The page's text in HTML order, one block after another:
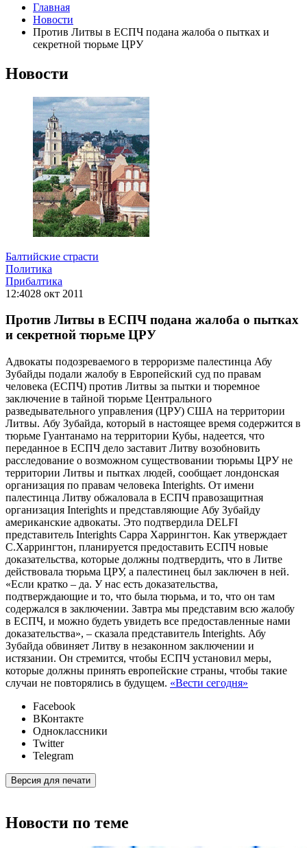
Главная
Новости
Против Литвы в ЕСПЧ подана жалоба о пытках и
секретной тюрьме ЦРУ
Новости
Балтийские страсти
Политика
Прибалтика
12:4028 окт 2011
Против Литвы в ЕСПЧ подана жалоба о пытках
и секретной тюрьме ЦРУ
Адвокаты подозреваемого в терроризме палестинца Абу
Зубайды подали жалобу в Европейский суд по правам
человека (ЕСПЧ) против Литвы за пытки и тюремное
заключение в тайной тюрьме Центрального
разведывательного управления (ЦРУ) США на территории
Литвы. Абу Зубайда, который в настоящее время содержится в
тюрьме Гуантанамо на территории Кубы, надеется, что
переданное в ЕСПЧ дело заставит Литву возобновить
расследование о возможном существовании тюрьмы ЦРУ не
территории Литвы и пытках людей, сообщает лондонская
организация по правам человека Interights. От имени
палестинца Литву обжаловала в ЕСПЧ правозащитная
организация Interights и представляющие Абу Зубайду
американские адвокаты. Это подтвердила DELFI
представитель Interights Сарра Харрингтон. Как утверждает
С.Харрингтон, планируется предоставить ЕСПЧ новые
доказательства, которые должны подтвердить, что в Литве
действовала тюрьма ЦРУ, а палестинец был заключен в ней.
«Если кратко – да. У нас есть доказательства,
подтверждающие и то, что была тюрьма, и то, что он там
содержался в заключении. Завтра мы представим всю жалобу
в ЕСПЧ, и можно будеть увидеть все предоставленные нами
доказательства», – сказала представитель Interights. Абу
Зубайда обвиняет Литву в незаконном заключении и
истязании. Он стремится, чтобы ЕСПЧ установил меры,
которые должны принять европейские страны, чтобы такие
случаи не повторялись в будущем. «Вести сегодня»
Facebook
ВКонтакте
Одноклассники
Twitter
Telegram
Версия для печати
Новости по теме